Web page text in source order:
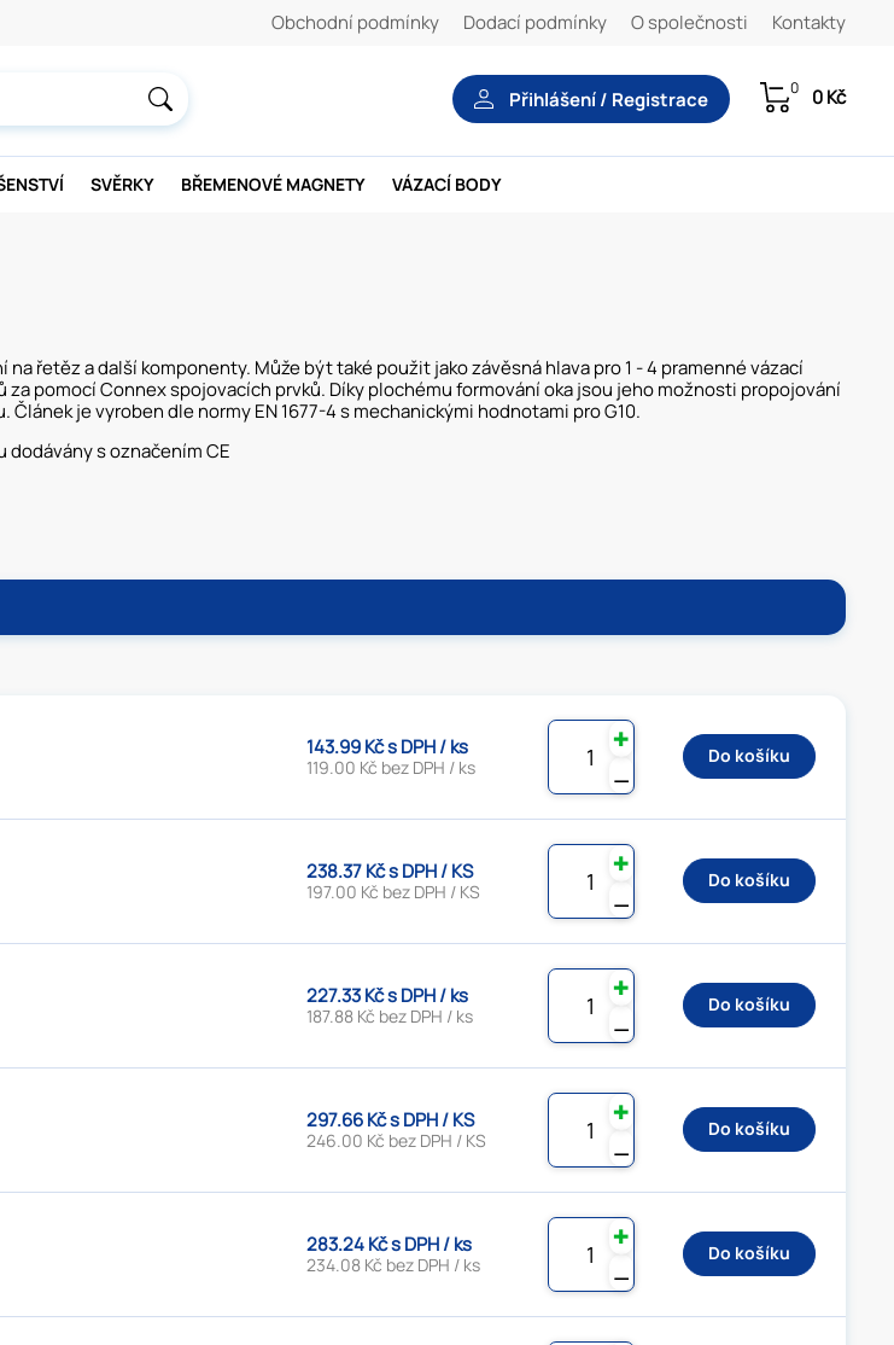
Obchodní podmínky Dodací podmínky O společnosti Kontakty
Přihlášení / Registrace 0 0 Kč
SVĚRKY BŘEMENOVÉ MAGNETY VÁZACÍ BODY
řetěz a další komponenty. Může být také použit jako závěsná hlava pro 1 - 4 pramenné vázací
pomocí Connex spojovacích prvků. Díky plochému formování oka jsou jeho možnosti propojování
je vyroben dle normy EN 1677-4 s mechanickými hodnotami pro G10.
dodávány s označením CE
143.99 Kč s DPH / ks
119.00 Kč bez DPH / ks ⚊
✚
Do košíku
238.37 Kč s DPH / KS
197.00 Kč bez DPH / KS ⚊
✚
Do košíku
227.33 Kč s DPH / ks
187.88 Kč bez DPH / ks ⚊
✚
Do košíku
297.66 Kč s DPH / KS
246.00 Kč bez DPH / KS ⚊
✚
Do košíku
283.24 Kč s DPH / ks
234.08 Kč bez DPH / ks ⚊
✚
Do košíku